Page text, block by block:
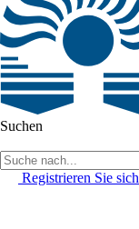
Suchen
Registrieren Sie sich